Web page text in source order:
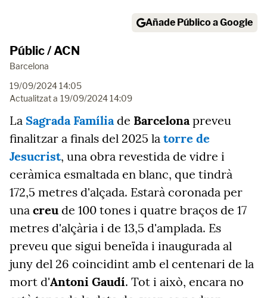
Añade Público a Google
Públic / ACN
Barcelona
19/09/2024 14:05
Actualitzat a 19/09/2024 14:09
La Sagrada Famíliade Barcelonapreveu
finalitzar a finals del 2025 la torre de
Jesucrist, una obra revestida de vidre i
ceràmica esmaltada en blanc, que tindrà
172,5 metres d'alçada. Estarà coronada per
una creu de 100 tones i quatre braços de 17
metres d'alçària i de 13,5 d'amplada. Es
preveu que sigui beneïda i inaugurada al
juny del 26 coincidint amb el centenari de la
mort d'Antoni Gaudí. Tot i això, encara no